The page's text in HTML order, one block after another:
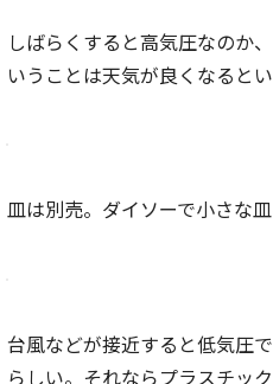
しばらくすると高気圧なのか
いうことは天気が良くなるとい
皿は別売。ダイソーで小さな皿
台風などが接近すると低気圧
らしい。それならプラスチッ